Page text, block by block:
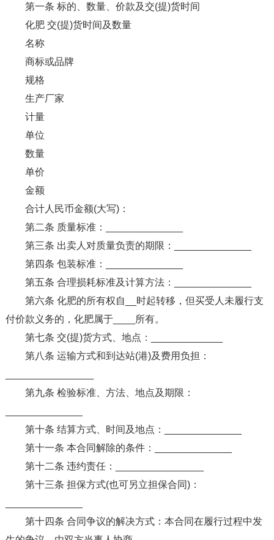
第一条 标的、数量、价款及交(提)货时间
化肥 交(提)货时间及数量
名称
商标或品牌
规格
生产厂家
计量
单位
数量
单价
金额
合计人民币金额(大写)：
第二条 质量标准：______________
第三条 出卖人对质量负责的期限：______________
第四条 包装标准：______________
第五条 合理损耗标准及计算方法：______________
第六条 化肥的所有权自__时起转移，但买受人未履行支
付价款义务的，化肥属于____所有。
第七条 交(提)货方式、地点：_____________
第八条 运输方式和到达站(港)及费用负担：
第九条 检验标准、方法、地点及期限：
第十条 结算方式、时间及地点：______________
第十一条 本合同解除的条件：______________
第十二条 违约责任：________________
第十三条 担保方式(也可另立担保合同)：
第十四条 合同争议的解决方式：本合同在履行过程中发